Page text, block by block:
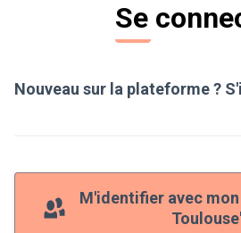
Se
Nouveau sur la plateforme ?
M'identifier avec